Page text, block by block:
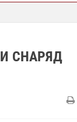
СНАРЯД